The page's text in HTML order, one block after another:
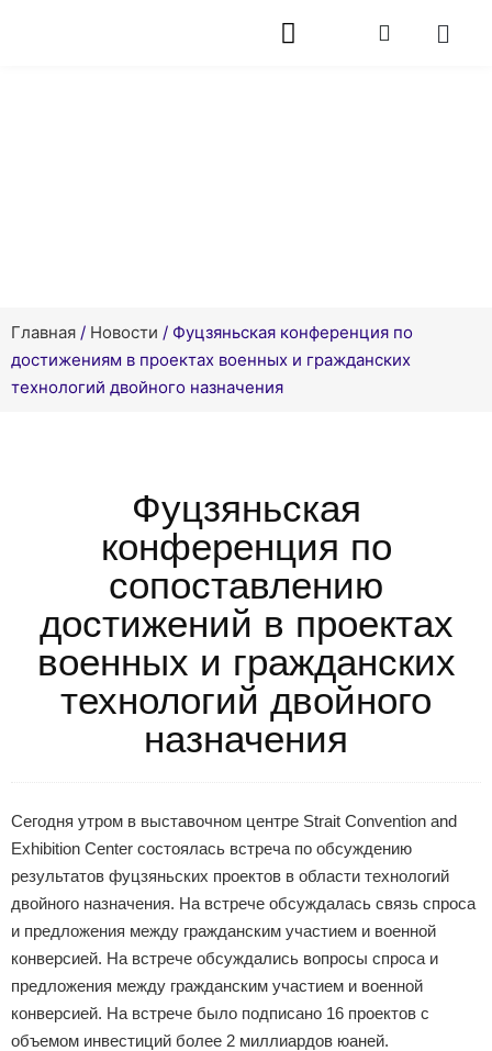
Главная / Новости / Фуцзяньская конференция по
достижениям в проектах военных и гражданских
технологий двойного назначения
Фуцзяньская
конференция по
сопоставлению
достижений в проектах
военных и гражданских
технологий двойного
назначения
Сегодня утром в выставочном центре Strait Convention and
Exhibition Center состоялась встреча по обсуждению
результатов фуцзяньских проектов в области технологий
двойного назначения. На встрече обсуждалась связь спроса
и предложения между гражданским участием и военной
конверсией. На встрече обсуждались вопросы спроса и
предложения между гражданским участием и военной
конверсией. На встрече было подписано 16 проектов с
объемом инвестиций более 2 миллиардов юаней.